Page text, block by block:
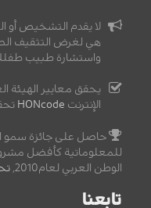
لا يقدم التشخيص أو
هي لغرض التثقيف
واستشارة طبيب
يحقق معايير الهيئة
الإنترنت HONcode
حاصل على جائزة سمو
للمعلوماتية كأفضل
الوطن العربي لعام2010,
تابعنا